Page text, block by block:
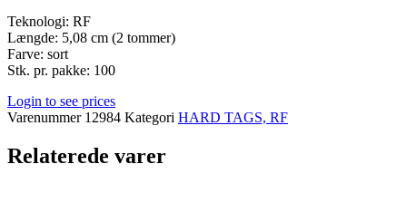
Teknologi: RF
Længde: 5,08 cm (2 tommer)
Farve: sort
Stk. pr. pakke: 100
Login to see prices
Varenummer 12984 Kategori HARD TAGS, RF
Relaterede varer